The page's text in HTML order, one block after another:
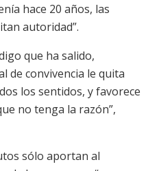
hace 20 años, las
autoridad”.
que ha salido,
de convivencia le quita
los sentidos, y favorece
no tenga la razón”,
sólo aportan al